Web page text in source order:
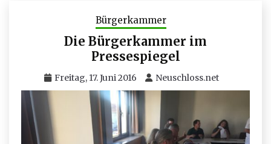
Bürgerkammer
Die Bürgerkammer im
Pressespiegel
Freitag, 17. Juni 2016 Neuschloss.net